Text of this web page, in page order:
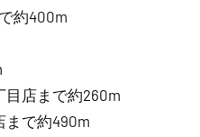
約400m
目店まで約260m
まで約490m